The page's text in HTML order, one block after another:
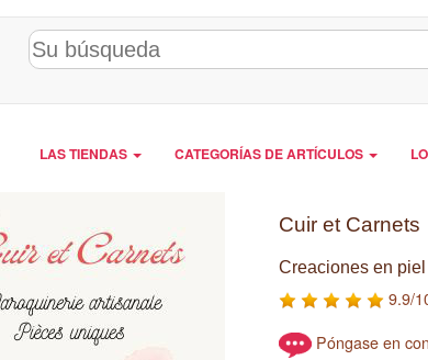
LAS TIENDAS CATEGORÍAS DE ARTÍCULOS
Cuir et Carnets
Creaciones en
9.9/
Póngase en